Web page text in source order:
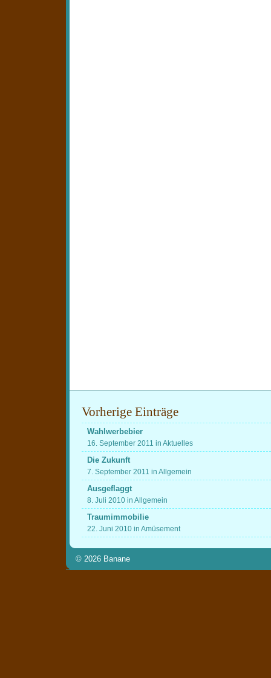
Vorherige Einträge
Wahlwerbebier
16. September 2011 in Aktuelles
Die Zukunft
7. September 2011 in Allgemein
Ausgeflaggt
8. Juli 2010 in Allgemein
Traumimmobilie
22. Juni 2010 in Amüsement
© 2026 Banane